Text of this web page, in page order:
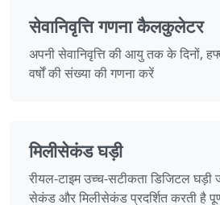
सेवानिवृत्ति गणना कैलकुलेटर
अपनी सेवानिवृत्ति की आयु तक के दिनों,
वर्षों की संख्या की गणना करें
मिलीसेकंड घड़ी
रीयल-टाइम उच्च-सटीकता डिजिटल घड़ी
सेकंड और मिलीसेकंड प्रदर्शित करती है